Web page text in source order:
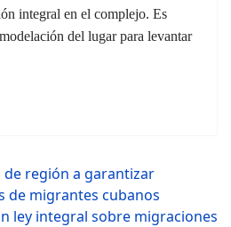
integral en el complejo. Es
del lugar para levantar
de región a garantizar
de migrantes cubanos
ley integral sobre migraciones